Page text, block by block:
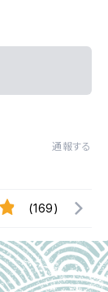
通報する
(169)